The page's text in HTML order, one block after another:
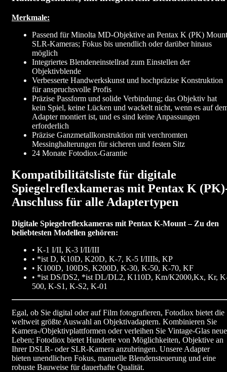
Merkmale:
Passend für Minolta MD-Objektive an Pentax K (PK) Mount
SLR-Kameras; Fokus bis unendlich oder darüber hinaus
möglich
Integriertes Blendeneinstellrad zum Einstellen der
Objektivblende
Verbesserte Handwerkskunst und hochpräzise Konstruktion
für anspruchsvolle Profis
Präzise Passform und solide Verbindung; das Objektiv hat
kein Spiel, keine Lücken und wackelt nicht, wenn es auf
Adapter montiert ist, und es sind keine Anpassungen
erforderlich
Präzise Ganzmetallkonstruktion mit verchromten
Messinghalterungen für sicheren und festen Sitz
24 Monate Fotodiox-Garantie
Kompatibilitätsliste für digitale
Spiegelreflexkameras mit Pentax K
Anschluss für alle Adaptertypen
Digitale Spiegelreflexkameras mit Pentax K-Mount – Zu den
beliebtesten Modellen gehören:
• K-1 I/II, K-3 I/II/III
• *ist D, K10D, K20D, K-7, K-5 I/IIIIs, KP
• K100D, 100DS, K200D, K-30, K-50, K-70, KF
• *ist DS/DS2, *ist DL/DL2, K110D, Km/K2000,Kx, Kr,
500, K-S1, K-S2, K-01
Egal, ob Sie digital oder auf Film fotografieren, Fotodiox bietet die
weltweit größte Auswahl an Objektivadaptern. Kombinieren Sie
Kamera-/Objektivplattformen oder verleihen Sie Vintage-Glas
Leben; Fotodiox bietet Hunderte von Möglichkeiten, Objektive an
Ihrer DSLR- oder SLR-Kamera anzubringen. Unsere Adapter
bieten unendlichen Fokus, manuelle Blendensteuerung und eine
robuste Bauweise für dauerhafte Qualität.